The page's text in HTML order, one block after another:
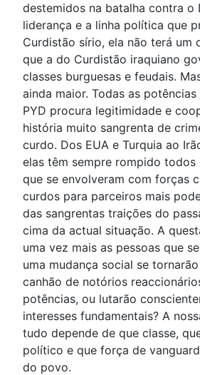
destemidos na batalha contra o
liderança e a linha política que
Curdistão sírio, ela não terá um
que a do Curdistão iraquiano
classes burguesas e feudais.
ainda maior. Todas as
PYD procura legitimidade e
história muito sangrenta de
curdo. Dos EUA e Turquia ao
elas têm sempre rompido todos
que se envolveram com forças
curdos para parceiros mais
das sangrentas traições do
cima da actual situação. A
uma vez mais as pessoas que
uma mudança social se
canhão de notórios
potências, ou lutarão
interesses fundamentais? A
tudo depende de que classe,
político e que força de
do povo.